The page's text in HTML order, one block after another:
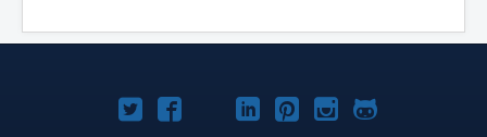
TwitterFacebookYouTube
Linkedln
Pinterest
Instagram
GitHub